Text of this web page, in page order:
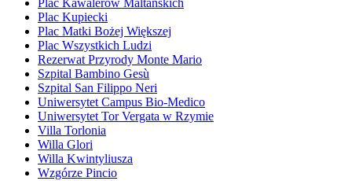
Plac Kawalerów Maltańskich
Plac Kupiecki
Plac Matki Bożej Większej
Plac Wszystkich Ludzi
Rezerwat Przyrody Monte Mario
Szpital Bambino Gesù
Szpital San Filippo Neri
Uniwersytet Campus Bio-Medico
Uniwersytet Tor Vergata w Rzymie
Villa Torlonia
Willa Glori
Willa Kwintyliusza
Wzgórze Pincio